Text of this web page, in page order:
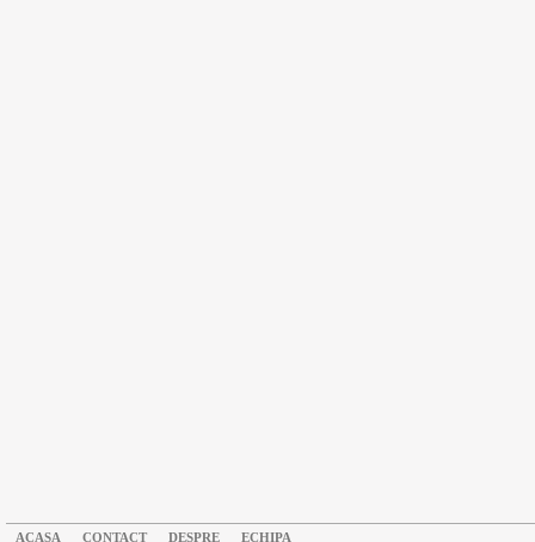
ACASA CONTACT DESPRE ECHIPA